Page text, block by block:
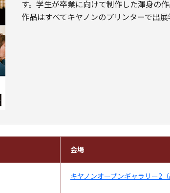
す。学生が卒業に向けて制作した渾身の
作品はすべてキヤノンのプリンターで出
会場
キヤノンオープンギャラリー2